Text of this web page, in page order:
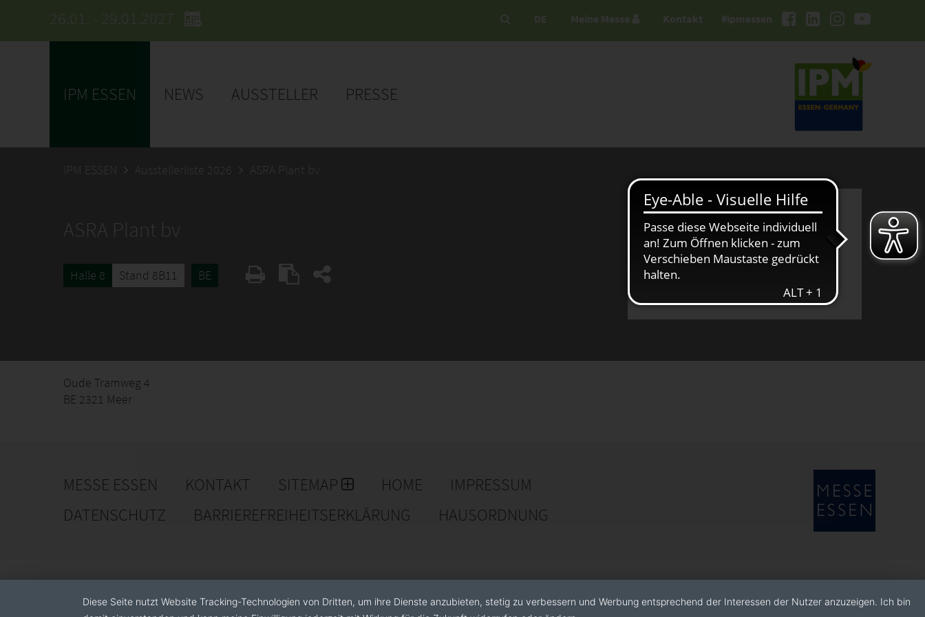
26.01. - 29.01.2027 #ipmessen
DE Meine Messe Kontakt
IPM ESSEN NEWS AUSSTELLER PRESSE
IPM ESSEN Ausstellerliste 2026 ASRA Plant bv
ASRA Plant bv
Halle 8 Stand 8B11 BE
Oude Tramweg 4
BE 2321 Meer
MESSE ESSEN KONTAKT SITEMAP HOME
IMPRESSUM
DATENSCHUTZ
BARRIEREFREIHEITSERKLÄRUNG HAUSORDNUNG
Diese Seite nutzt Website Tracking-Technologien von Dritten, um ihre Dienste anzubieten, stetig zu verbessern und Werbung entsprechend der Interessen der Nutzer anzuzeigen. Ich bin